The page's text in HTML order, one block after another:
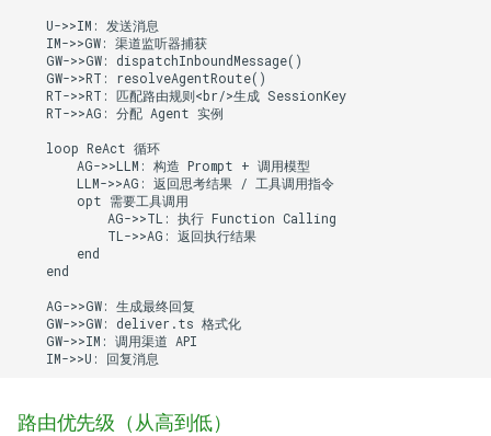
    U->>IM: 发送消息
    IM->>GW: 渠道监听器捕获
    GW->>GW: dispatchInboundMessage()
    GW->>RT: resolveAgentRoute()
    RT->>RT: 匹配路由规则<br/>生成 SessionKey
    RT->>AG: 分配 Agent 实例
    loop ReAct 循环
        AG->>LLM: 构造 Prompt + 调用模型
        LLM->>AG: 返回思考结果 / 工具调用指令
        opt 需要工具调用
            AG->>TL: 执行 Function Calling
            TL->>AG: 返回执行结果
        end
    end
    AG->>GW: 生成最终回复
    GW->>GW: deliver.ts 格式化
    GW->>IM: 调用渠道 API
    IM->>U: 回复消息
路由优先级（从高到低）